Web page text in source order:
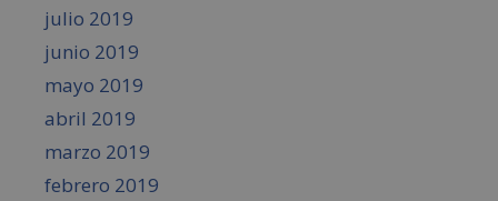
julio 2019
junio 2019
mayo 2019
abril 2019
marzo 2019
febrero 2019